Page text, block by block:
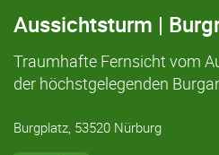
Aussichtsturm |
Traumhafte Fernsicht vom
der höchstgelegenden
Burgplatz, 53520 Nürburg